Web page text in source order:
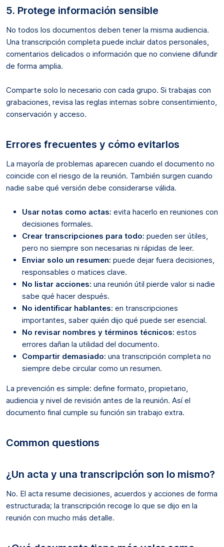
5. Protege información sensible
No todos los documentos deben tener la misma audiencia.
Una transcripción completa puede incluir datos personales,
comentarios delicados o información que no conviene difundir
de forma amplia.
Comparte solo lo necesario con cada grupo. Si trabajas con
grabaciones, revisa las reglas internas sobre consentimiento,
conservación y acceso.
Errores frecuentes y cómo evitarlos
La mayoría de problemas aparecen cuando el documento no
coincide con el riesgo de la reunión. También surgen cuando
nadie sabe qué versión debe considerarse válida.
Usar notas como actas: evita hacerlo en reuniones con
decisiones formales.
Crear transcripciones para todo: pueden ser útiles,
pero no siempre son necesarias ni rápidas de leer.
Enviar solo un resumen: puede dejar fuera decisiones,
responsables o matices clave.
No listar acciones: una reunión útil pierde valor si nadie
sabe qué hacer después.
No identificar hablantes: en transcripciones
importantes, saber quién dijo qué puede ser esencial.
No revisar nombres y términos técnicos: estos
errores dañan la utilidad del documento.
Compartir demasiado: una transcripción completa no
siempre debe circular como un resumen.
La prevención es simple: define formato, propietario,
audiencia y nivel de revisión antes de la reunión. Así el
documento final cumple su función sin trabajo extra.
Common questions
¿Un acta y una transcripción son lo mismo?
No. El acta resume decisiones, acuerdos y acciones de forma
estructurada; la transcripción recoge lo que se dijo en la
reunión con mucho más detalle.